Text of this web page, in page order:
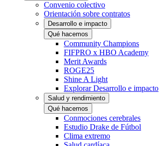
Convenio colectivo
Orientación sobre contratos
Desarrollo e impacto
Qué hacemos
Community Champions
FIFPRO x HBO Academy
Merit Awards
ROGE25
Shine A Light
Explorar Desarrollo e impacto
Salud y rendimiento
Qué hacemos
Conmociones cerebrales
Estudio Drake de Fútbol
Clima extremo